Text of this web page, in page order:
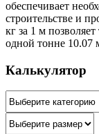
обеспечивает
строительстве и
кг за 1 м
одной тонне 10.07
Калькулятор